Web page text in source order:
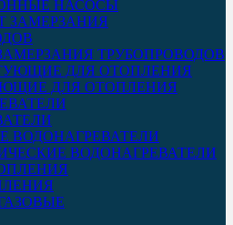
НАСОСЫ
ТРУБОПРОВОДОВ
ДЛЯ ОТОПЛЕНИЯ
ВОДОНАГРЕВАТЕЛИ
ВОДОНАГРЕВАТЕЛИ